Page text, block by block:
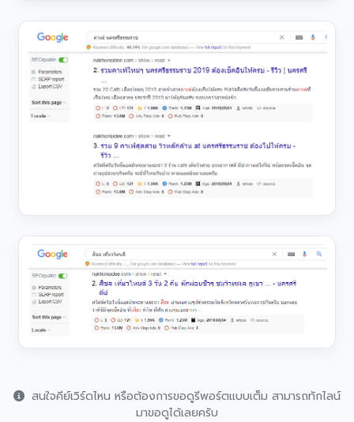
สนใจคีย์เวิร์ดไหน หรือต้องการขอดูรีพอร์ตแบบเต็ม สามารถทักไลน์
มาขอดูได้เลยครับ